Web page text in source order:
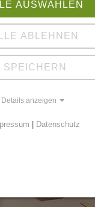
AUSWÄHLEN
ABLEHNEN
SPEICHERN
Details anzeigen
Datenschutz